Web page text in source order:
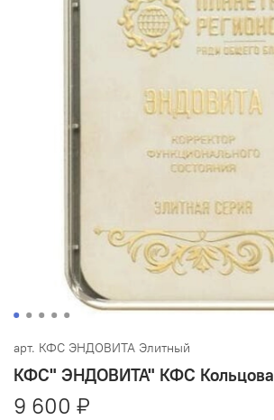
арт. КФС ЭНДОВИТА Элитный
КФС" ЭНДОВИТА" КФС Кольцова
9 600 ₽